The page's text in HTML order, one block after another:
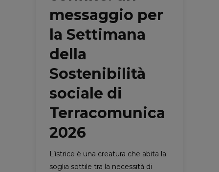
messaggio per
la Settimana
della
Sostenibilità
sociale di
Terracomunica
2026
L’istrice è una creatura che abita la
soglia sottile tra la necessità di